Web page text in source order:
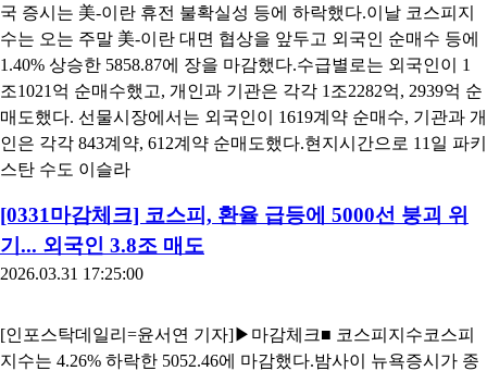
국 증시는 美-이란 휴전 불확실성 등에 하락했다.이날 코스피지
수는 오는 주말 美-이란 대면 협상을 앞두고 외국인 순매수 등에
1.40% 상승한 5858.87에 장을 마감했다.수급별로는 외국인이 1
조1021억 순매수했고, 개인과 기관은 각각 1조2282억, 2939억 순
매도했다. 선물시장에서는 외국인이 1619계약 순매수, 기관과 개
인은 각각 843계약, 612계약 순매도했다.현지시간으로 11일 파키
스탄 수도 이슬라
[0331마감체크] 코스피, 환율 급등에 5000선 붕괴 위
기... 외국인 3.8조 매도
2026.03.31 17:25:00
[인포스탁데일리=윤서연 기자]▶마감체크■ 코스피지수코스피
지수는 4.26% 하락한 5052.46에 마감했다.밤사이 뉴욕증시가 종